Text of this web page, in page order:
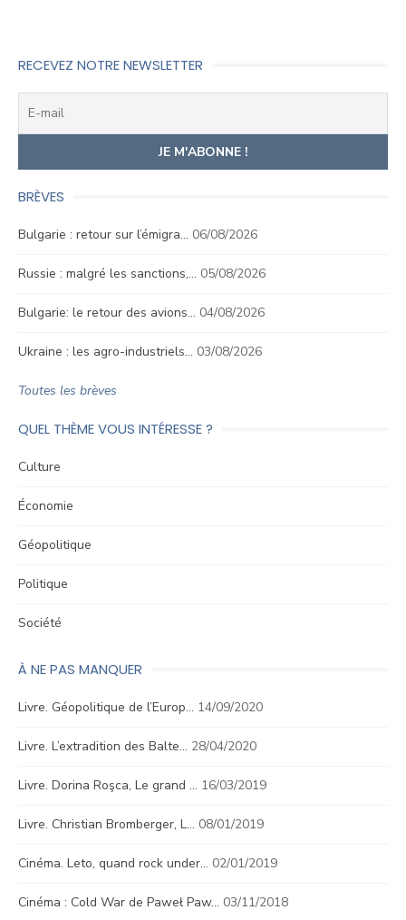
RECEVEZ NOTRE NEWSLETTER
BRÈVES
Bulgarie : retour sur l’émigra… 06/08/2026
Russie : malgré les sanctions,… 05/08/2026
Bulgarie: le retour des avions… 04/08/2026
Ukraine : les agro-industriels… 03/08/2026
Toutes les brèves
QUEL THÈME VOUS INTÉRESSE ?
Culture
Économie
Géopolitique
Politique
Société
À NE PAS MANQUER
Livre. Géopolitique de l’Europ… 14/09/2020
Livre. L’extradition des Balte… 28/04/2020
Livre. Dorina Roşca, Le grand … 16/03/2019
Livre. Christian Bromberger, L… 08/01/2019
Cinéma. Leto, quand rock under… 02/01/2019
Cinéma : Cold War de Paweł Paw… 03/11/2018